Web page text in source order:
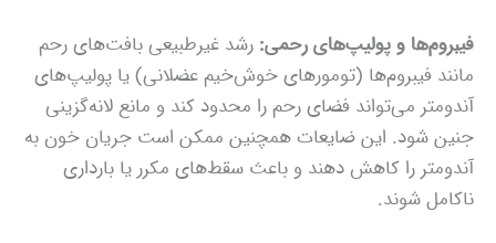
فیبروم‌ها و پولیپ‌های رحمی: رشد غیرطبیعی بافت‌های رحم
مانند فیبروم‌ها (تومورهای خوش‌خیم عضلانی) یا پولیپ‌های
آندومتر می‌تواند فضای رحم را محدود کند و مانع لانه‌گزینی
جنین شود. این ضایعات همچنین ممکن است جریان خون به
آندومتر را کاهش دهند و باعث سقط‌های مکرر یا بارداری
ناکامل شوند.